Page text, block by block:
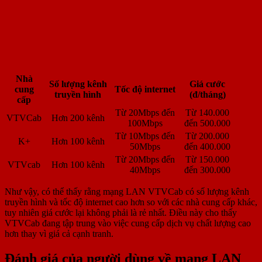
Nhà
cung
cấp
Số lượng kênh
truyền hình
Tốc độ internet
Giá cước
(đ/tháng)
VTVCab Hơn 200 kênh
Từ 20Mbps đến
100Mbps
Từ 140.000
đến 500.000
K+
Hơn 100 kênh
Từ 10Mbps đến
50Mbps
Từ 200.000
đến 400.000
VTVcab
Hơn 100 kênh
Từ 20Mbps đến
40Mbps
Từ 150.000
đến 300.000
Như vậy, có thể thấy rằng mạng LAN VTVCab có số lượng kênh
truyền hình và tốc độ internet cao hơn so với các nhà cung cấp khác,
tuy nhiên giá cước lại không phải là rẻ nhất. Điều này cho thấy
VTVCab đang tập trung vào việc cung cấp dịch vụ chất lượng cao
hơn thay vì giá cả cạnh tranh.
Đánh giá của người dùng về mạng LAN